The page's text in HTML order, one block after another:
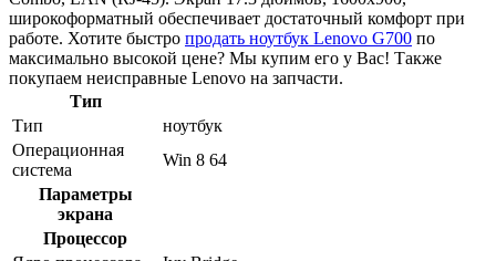
широкоформатный обеспечивает достаточный комфорт при
работе. Хотите быстро продать ноутбук Lenovo G700 по
максимально высокой цене? Мы купим его у Вас! Также
покупаем неисправные Lenovo на запчасти.
Тип
Тип
ноутбук
Операционная
система
Win 8 64
Параметры
экрана
Процессор